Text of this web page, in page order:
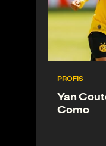
PROFIS
Yan
Como